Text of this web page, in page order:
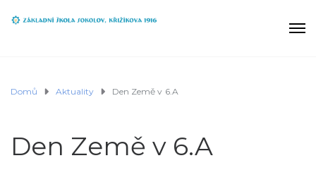
Domů Aktuality Den Země v 6.A
Den Země v 6.A